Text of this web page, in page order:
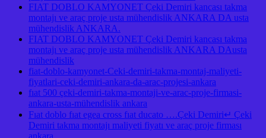
FIAT DOBLO KAMYONET Çeki Demiri kancası takma
montajı ve araç proje usta mühendislik ANKARA DA usta
mühendislik ANKARA.
FIAT DOBLO KAMYONET Çeki Demiri kancası takma
montajı ve araç proje usta mühendislik ANKARA DAusta
mühendislik
fiat-doblo-kamyonet-Ceki-demiri-takma-montaj-maliyeti-
fiyatlari-ceki-demiri-ankara-da-arac-projesi-ankara
fıat 500 çeki-demiri-takma-montaji-ve-arac-proje-firmasi-
ankara-usta-mühendislik ankara
Fıat doblo fıat egea cross fıat ducato ….Çeki Demiri↵ Çeki
Demiri takma montajı maliyeti fiyatı ve araç proje firması